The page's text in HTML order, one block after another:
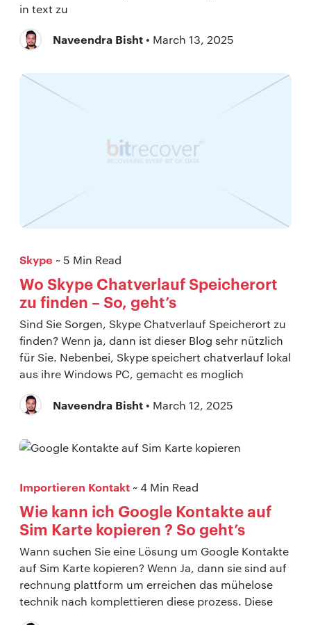
in text zu
Naveendra Bisht • March 13, 2025
Skype ~ 5 Min Read
Wo Skype Chatverlauf Speicherort
zu finden – So, geht’s
Sind Sie Sorgen, Skype Chatverlauf Speicherort zu
finden? Wenn ja, dann ist dieser Blog sehr nützlich
für Sie. Nebenbei, Skype speichert chatverlauf lokal
aus ihre Windows PC, gemacht es moglich
Naveendra Bisht • March 12, 2025
Importieren Kontakt ~ 4 Min Read
Wie kann ich Google Kontakte auf
Sim Karte kopieren ? So geht’s
Wann suchen Sie eine Lösung um Google Kontakte
auf Sim Karte kopieren? Wenn Ja, dann sie sind auf
rechnung plattform um erreichen das mühelose
technik nach komplettieren diese prozess. Diese